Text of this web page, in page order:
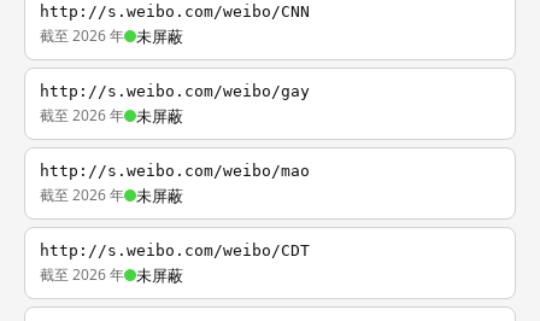
http://s.weibo.com/weibo/CNN
截至 2026 年 未屏蔽
http://s.weibo.com/weibo/gay
截至 2026 年 未屏蔽
http://s.weibo.com/weibo/mao
截至 2026 年 未屏蔽
http://s.weibo.com/weibo/CDT
截至 2026 年 未屏蔽